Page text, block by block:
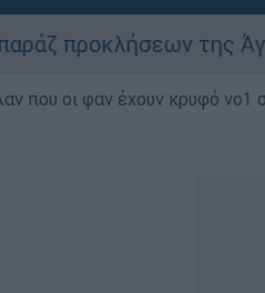
προκλήσεων της
που οι φαν έχουν κρυφό νο1